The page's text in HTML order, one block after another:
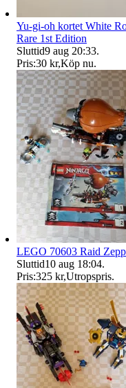
Yu-gi-oh kortet White
Rare 1st Edition
Sluttid9 aug 20:33.
Pris:30 kr,Köp nu.
LEGO 70603 Raid
Sluttid10 aug 18:04.
Pris:325 kr,Utropspris.